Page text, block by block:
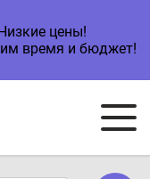
цены!
время и бюджет!